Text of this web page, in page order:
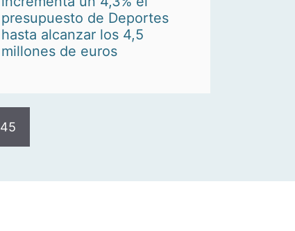
presupuesto de Deportes
hasta alcanzar los 4,5
millones de euros
45